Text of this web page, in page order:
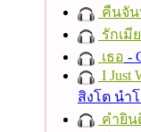
คืนจั
รักเมี
เธอ -
I Just
สิงโต นำ
คำยิน